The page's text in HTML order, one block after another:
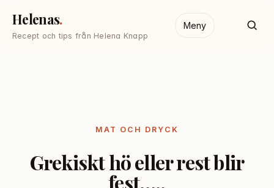
Helenas
Recept och tips från Helena Knapp
Meny
MAT OCH DRYCK
Grekiskt hö eller rest blir
fest…..